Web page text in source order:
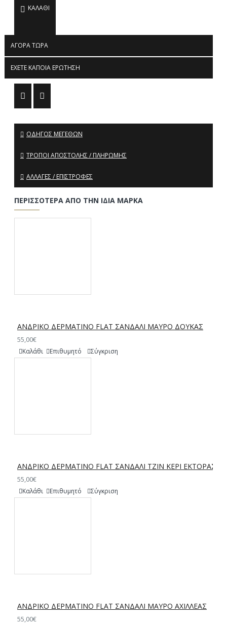
ΚΑΛΆΘΙ
ΑΓΟΡΆ ΤΏΡΑ
ΈΧΕΤΕ ΚΆΠΟΙΑ ΕΡΏΤΗΣΗ
ΟΔΗΓΌΣ ΜΕΓΕΘΏΝ
ΤΡΌΠΟΙ ΑΠΟΣΤΟΛΉΣ / ΠΛΗΡΩΜΉΣ
ΑΛΛΑΓΈΣ / ΕΠΙΣΤΡΟΦΈΣ
ΠΕΡΙΣΣΌΤΕΡΑ ΑΠΌ ΤΗΝ ΊΔΙΑ ΜΆΡΚΑ
ΑΝΔΡΙΚΟ ΔΕΡΜΑΤΙΝΟ FLAT ΣΑΝΔΑΛΙ ΜΑΥΡΟ ΔΟΥΚΑΣ
55,00€
Καλάθι Επιθυμητό Σύγκριση
ΑΝΔΡΙΚΟ ΔΕΡΜΑΤΙΝΟ FLAT ΣΑΝΔΑΛΙ ΤΖΙΝ ΚΕΡΙ ΕΚΤΟΡΑΣ
55,00€
Καλάθι Επιθυμητό Σύγκριση
ΑΝΔΡΙΚΟ ΔΕΡΜΑΤΙΝΟ FLAT ΣΑΝΔΑΛΙ ΜΑΥΡΟ ΑΧΙΛΛΕΑΣ
55,00€